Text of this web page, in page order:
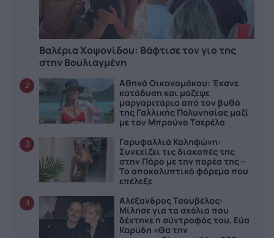
Βαλέρια Χοψονίδου: Bάφτισε τον γιο της
στην Βουλιαγμένη
2
Αθηνά Οικονομάκου: Έκανε
κατάδυση και μάζεψε
μαργαριτάρια από τον βυθό
της Γαλλικής Πολυνησίας μαζί
με τον Μπρούνο Τσερέλα
3
Γαρυφαλλιά Καληφώνη:
Συνεχίζει τις διακοπές της
στην Πάρο με την παρέα της –
Το αποκαλυπτικό φόρεμα που
επέλεξε
4
Αλέξανδρος Τσουβέλας:
Μίλησε για τα σχόλια που
δέχτηκε η σύντροφός του, Εύα
Καρύδη «Θα την